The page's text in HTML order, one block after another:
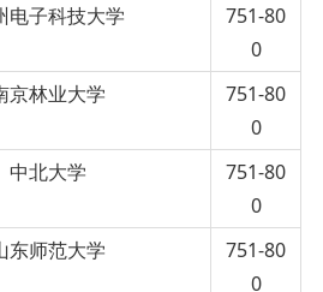
电子科技大学
751-80
0
京林业大学
751-80
0
中北大学
751-80
0
东师范大学
751-80
0